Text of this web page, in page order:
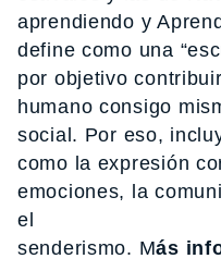
aprendiendo y
define como una
por objetivo
humano consigo
social. Por eso,
como la expresión
emociones, la
el
senderismo. Más